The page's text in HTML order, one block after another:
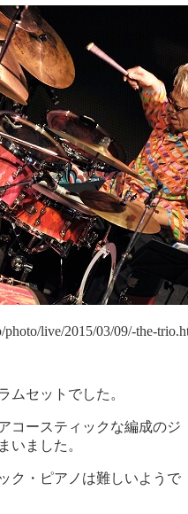
live/2015/03/09/-the-
ムセットでした。
コースティックな編成のジ
いました。
ク・ピアノは難しいようで